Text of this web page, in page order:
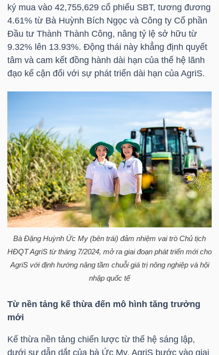
ký mua vào 42,755,629 cổ phiếu SBT, tương đương
4.61% từ Bà Huỳnh Bích Ngọc và Công ty Cổ phần
Đầu tư Thành Thành Công, nâng tỷ lệ sở hữu từ
9.32% lên 13.93%. Động thái này khẳng định quyết
tâm và cam kết đồng hành dài hạn của thế hệ lãnh
đạo kế cận đối với sự phát triển dài hạn của AgriS.
Bà Đặng Huỳnh Ức My (bên trái) đảm nhiệm vai trò Chủ tịch
HĐQT AgriS từ tháng 7/2024, mở ra giai đoạn phát triển mới cho
AgriS với định hướng nâng tầm chuỗi giá trị nông nghiệp và hội
nhập quốc tế
Từ nền tảng kế thừa đến mô hình tăng trưởng
mới
Kế thừa nền tảng chiến lược từ thế hệ sáng lập,
dưới sự dẫn dắt của bà Ức My, AgriS bước vào giai
DOANH
NGHIỆP
PHIẾU
PHÁI
SINH
TRÁI
PHIẾU
TƯ